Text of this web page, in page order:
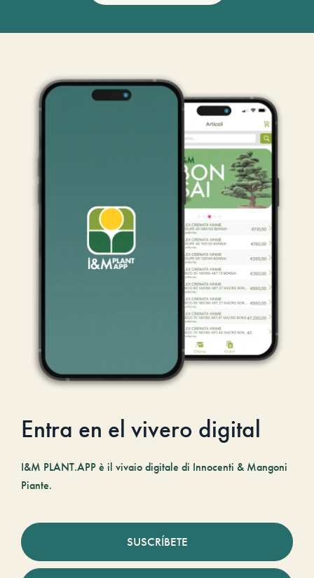
Entra en el vivero digital
I&M PLANT.APP è il vivaio digitale di Innocenti & Mangoni
Piante.
SUSCRÍBETE